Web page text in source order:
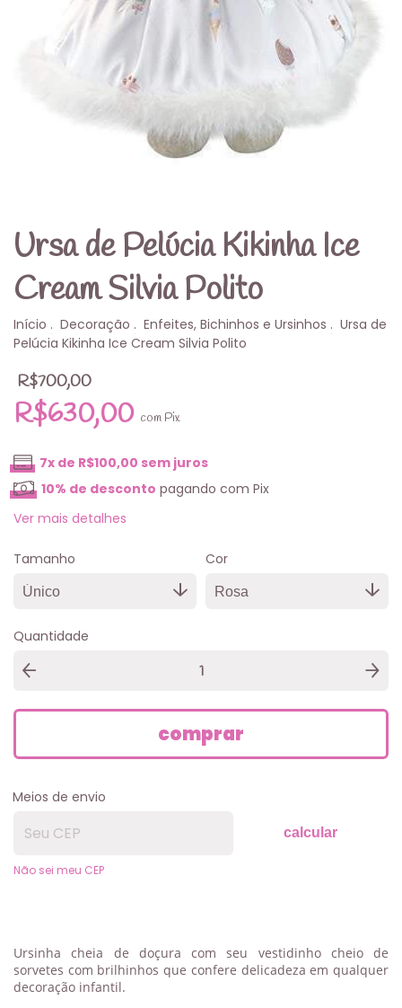
Ursa de Pelúcia Kikinha Ice
Cream Silvia Polito
Início . Decoração . Enfeites, Bichinhos e Ursinhos . Ursa de
Pelúcia Kikinha Ice Cream Silvia Polito
R$700,00
R$630,00 com Pix
7x de R$100,00 sem juros
10% de desconto pagando com Pix
Ver mais detalhes
Tamanho Cor
Quantidade
Meios de envio
calcular
Não sei meu CEP
Ursinha cheia de doçura com seu vestidinho cheio de
sorvetes com brilhinhos que confere delicadeza em qualquer
decoração infantil.